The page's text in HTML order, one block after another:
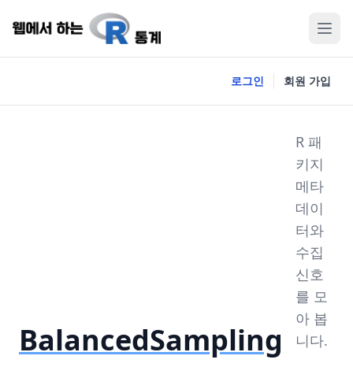
로그인 회원 가입
BalancedSampling
R 패
키지
메타
데이
터와
수집
신호
를 모
아 봅
니다.